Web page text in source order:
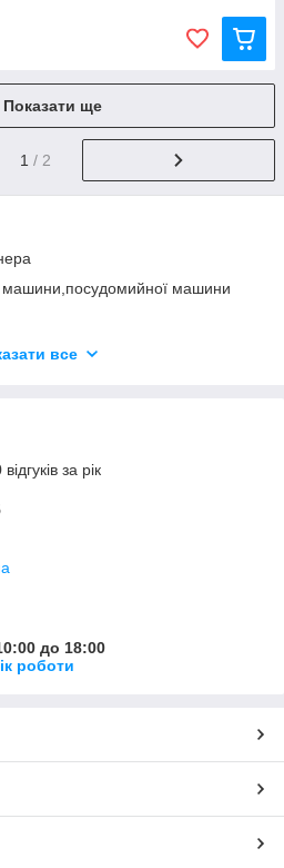
Показати ще
1 / 2
машини
сухим ходом
все
за рік
до 18:00
роботи